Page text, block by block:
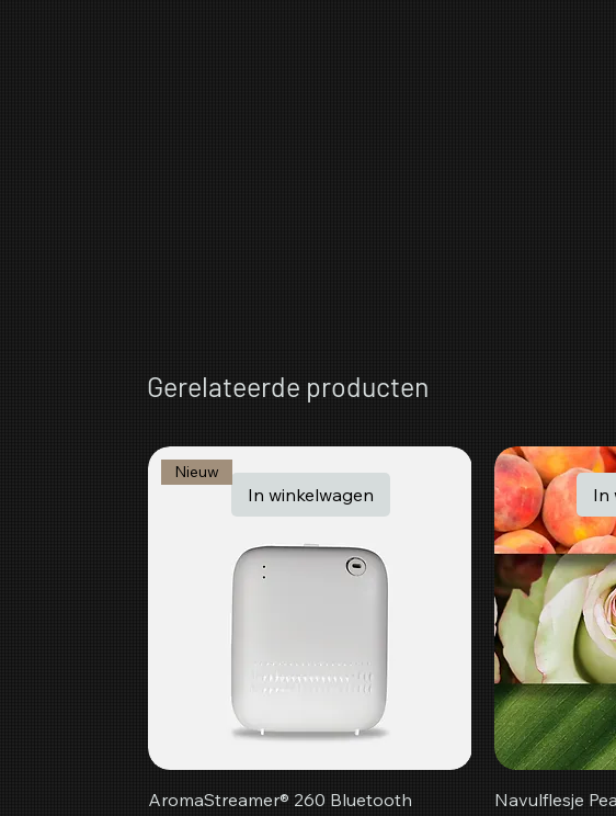
Gerelateerde producten
In winkelwagen
Nieuw
AromaStreamer® 260 Bluetooth
In
Navulflesje